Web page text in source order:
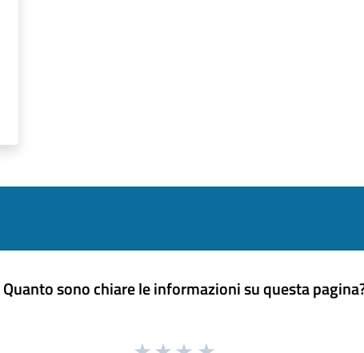
Quanto sono chiare le informazioni su questa